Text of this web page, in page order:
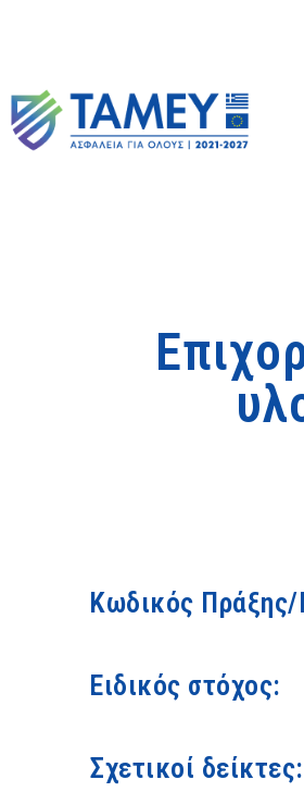
Κωδικός Πράξης/
Ειδικός στόχος:
Σχετικοί δείκτες: